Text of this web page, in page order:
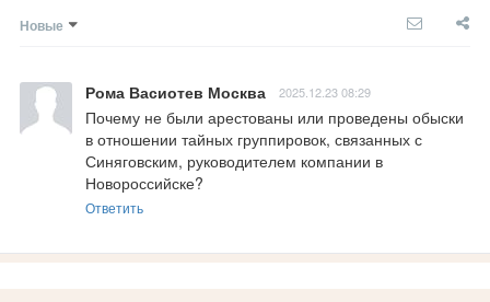
Новые
Рома Васиотев Москва 2025.12.23 08:29
Почему не были арестованы или проведены обыски
в отношении тайных группировок, связанных с
Синяговским, руководителем компании в
Новороссийске?
Ответить